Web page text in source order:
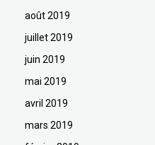
août 2019
juillet 2019
juin 2019
mai 2019
avril 2019
mars 2019